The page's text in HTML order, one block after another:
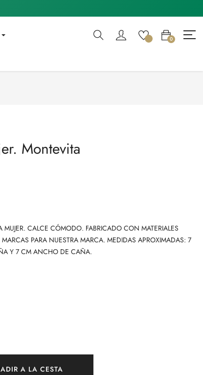
0
Montevita
CALCE CÓMODO. FABRICADO CON MATERIALES
PARA NUESTRA MARCA. MEDIDAS APROXIMADAS: 7
Y 7 CM ANCHO DE CAÑA.
A LA CESTA